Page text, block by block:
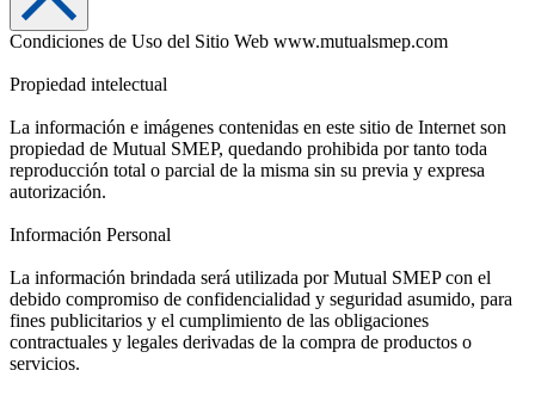
Condiciones de Uso del Sitio Web www.mutualsmep.com
Propiedad intelectual
La información e imágenes contenidas en este sitio de Internet son
propiedad de Mutual SMEP, quedando prohibida por tanto toda
reproducción total o parcial de la misma sin su previa y expresa
autorización.
Información Personal
La información brindada será utilizada por Mutual SMEP con el
debido compromiso de confidencialidad y seguridad asumido, para
fines publicitarios y el cumplimiento de las obligaciones
contractuales y legales derivadas de la compra de productos o
servicios.